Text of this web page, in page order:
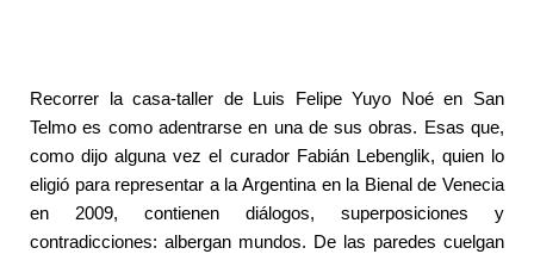
Recorrer la casa-taller de Luis Felipe Yuyo Noé en San
Telmo es como adentrarse en una de sus obras. Esas que,
como dijo alguna vez el curador Fabián Lebenglik, quien lo
eligió para representar a la Argentina en la Bienal de Venecia
en 2009, contienen diálogos, superposiciones y
contradicciones: albergan mundos. De las paredes cuelgan